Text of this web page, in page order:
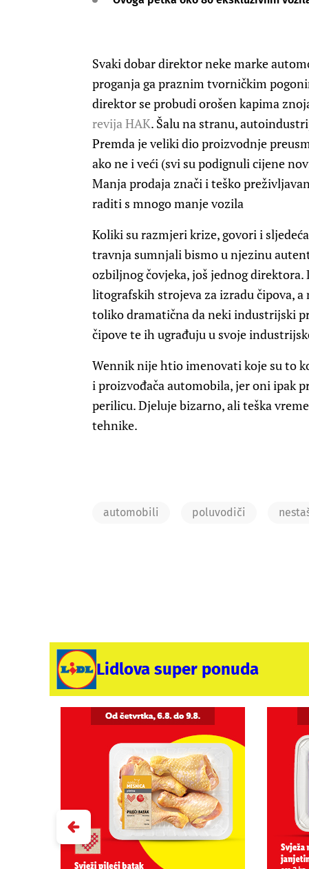
Svaki dobar direktor neke marke
proganja ga praznim tvorničkim
direktor se probudi orošen kapima
revija HAK. Šalu na stranu,
Premda je veliki dio proizvodnje
ako ne i veći (svi su podignuli cijene
Manja prodaja znači i teško
raditi s mnogo manje vozila
Koliki su razmjeri krize, govori i
travnja sumnjali bismo u njezinu
ozbiljnog čovjeka, još jednog
litografskih strojeva za izradu čipova,
toliko dramatična da neki industrijski
čipove te ih ugrađuju u svoje
Wennik nije htio imenovati koje su to
i proizvođača automobila, jer oni ipak
perilicu. Djeluje bizarno, ali teška
tehnike.
automobili poluvodiči
Lidlova super ponuda